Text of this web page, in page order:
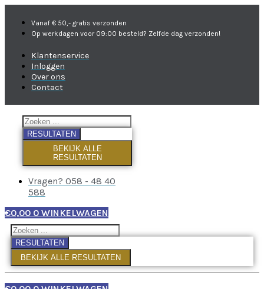
Vanaf € 50,- gratis verzonden
Op werkdagen voor 09:00 besteld? Zelfde dag verzonden!
Klantenservice
Inloggen
Over ons
Contact
RESULTATEN
BEKIJK ALLE
RESULTATEN
Vragen? 058 - 48 40
588
€0,00 0 WINKELWAGEN
RESULTATEN
BEKIJK ALLE RESULTATEN